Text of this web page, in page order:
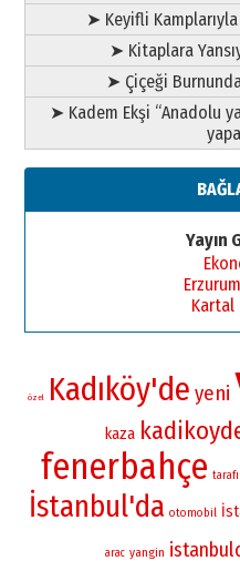
➤ Keyifli
➤ Kitaplara
➤ Çiçeği
➤ Kadem Ekşi “Anadolu
Yayın
Kartal
özel Kadıköy'de yeni
kaza
fenerbahçe
İstanbul'da otomobil
arac yangin